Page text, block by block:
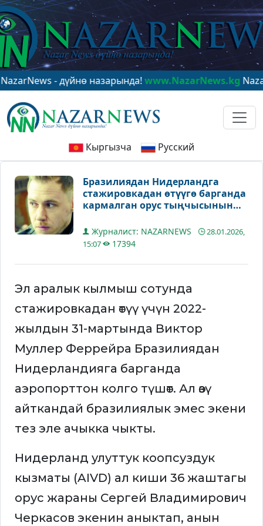
- дүйнө назарында!www.NazarNews.kgNazarNews
Кыргызча Русский
Бразилиядан Нидерландга
стажировкадан өтүүгө барганда
кармалган орус тыңчысынын
Журналист: NAZARNEWS
28.01.2026,
15:07
17394
Эл аралык кылмыш сотунда
стажировкадан өтүү үчүн 2022-
жылдын 31-мартында Виктор
Муллер Феррейра Бразилиядан
Нидерландияга барганда
аэропорттон колго түшөт. Ал өзү
айткандай бразилиялык эмес экени
тез эле ачыкка чыкты.
Нидерланд улуттук коопсуздук
кызматы (AIVD) ал киши 36 жаштагы
орус жараны Сергей Владимирович
Черкасов экенин аныктап, анын